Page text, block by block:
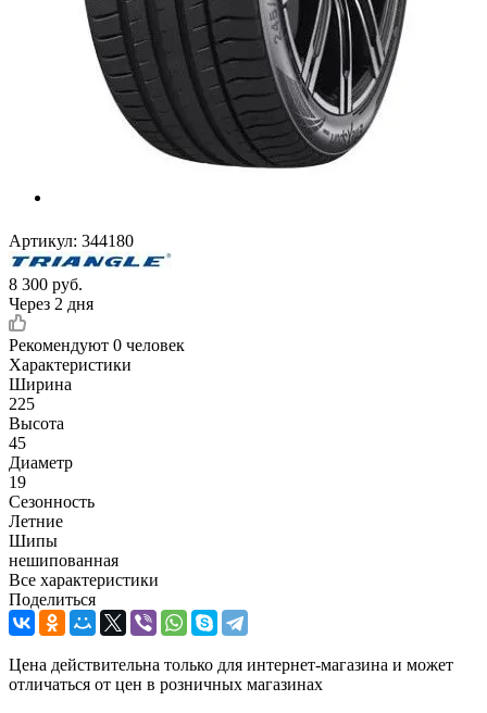
Артикул: 344180
8 300 руб.
Через 2 дня
Рекомендуют 0 человек
Характеристики
Ширина
225
Высота
45
Диаметр
19
Сезонность
Летние
Шипы
нешипованная
Все характеристики
Поделиться
Цена действительна только для интернет-магазина и может
отличаться от цен в розничных магазинах